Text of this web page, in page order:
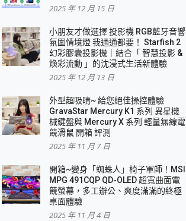
2025 年 12 月 15 日
小朋友才做選擇 投影機 RGB藍牙音響
氛圍情境燈 我通通都要！ Starfish 2
幻彩膠囊投影機｜結合「 智慧投影 &
煥彩流動 」的沈浸式生活新體驗
2025 年 12 月 13 日
外型超吸晴~ 給您絕佳操控體驗
GravaStar Mercury K1 系列 異星機
械鍵盤與 Mercury X 系列 輕量無線電
競滑鼠 開箱 評測
2025 年 11 月 7 日
開箱~變身「蜘蛛人」椅子軍師！MSI
MPG 491CQP QD-OLED 超寬曲面電
競螢幕，多工辦公、爽度滿滿的終極
桌面體驗
2025 年 11 月 4 日